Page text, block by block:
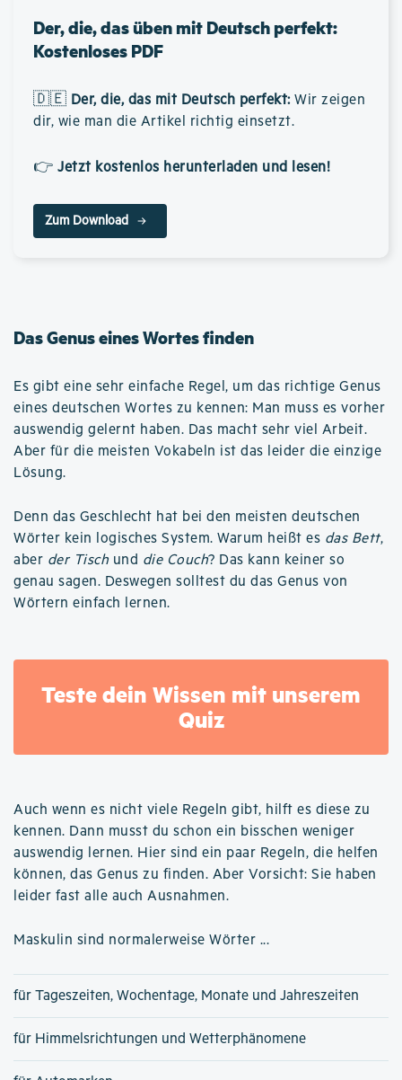
Der, die, das üben mit Deutsch perfekt:
Kostenloses PDF
🇩🇪 Der, die, das mit Deutsch perfekt: Wir zeigen
dir, wie man die Artikel richtig einsetzt.
👉 Jetzt kostenlos herunterladen und lesen!
Zum Download
Das Genus eines Wortes finden
Es gibt eine sehr einfache Regel, um das richtige Genus
eines deutschen Wortes zu kennen: Man muss es vorher
auswendig gelernt haben. Das macht sehr viel Arbeit.
Aber für die meisten Vokabeln ist das leider die einzige
Lösung.
Denn das Geschlecht hat bei den meisten deutschen
Wörter kein logisches System. Warum heißt es das Bett,
aber der Tisch und die Couch? Das kann keiner so
genau sagen. Deswegen solltest du das Genus von
Wörtern einfach lernen.
Teste dein Wissen mit unserem
Quiz
Auch wenn es nicht viele Regeln gibt, hilft es diese zu
kennen. Dann musst du schon ein bisschen weniger
auswendig lernen. Hier sind ein paar Regeln, die helfen
können, das Genus zu finden. Aber Vorsicht: Sie haben
leider fast alle auch Ausnahmen.
Maskulin sind normalerweise Wörter ...
für Tageszeiten, Wochentage, Monate und Jahreszeiten
für Himmelsrichtungen und Wetterphänomene